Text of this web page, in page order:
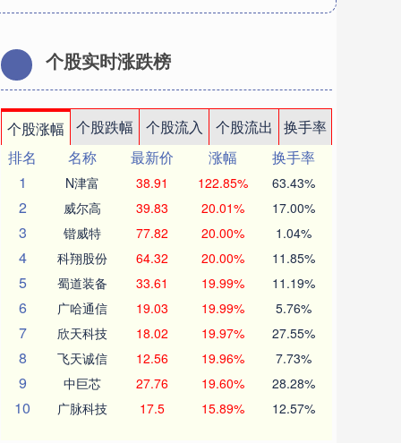
个股实时涨跌榜
个股涨幅 个股跌幅 个股流入 个股流出
换手率
排名
名称 最新价 涨幅
换手率
1
N津富 38.91 122.85% 63.43%
2 威尔高 39.83 20.01% 17.00%
3 锴威特 77.82 20.00% 1.04%
4 科翔股份 64.32 20.00% 11.85%
5 蜀道装备 33.61 19.99% 11.19%
6 广哈通信 19.03 19.99% 5.76%
7 欣天科技 18.02 19.97% 27.55%
8 飞天诚信 12.56 19.96% 7.73%
9 中巨芯 27.76 19.60% 28.28%
10 广脉科技 17.5 15.89% 12.57%